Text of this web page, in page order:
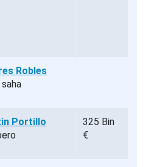
Robles
Portillo
325 Bin
€